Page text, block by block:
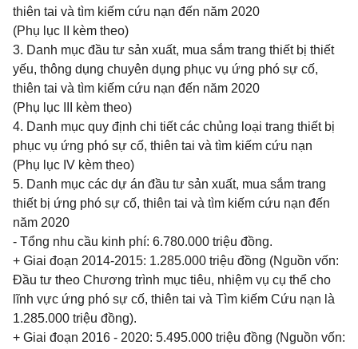
thiên tai và tìm kiếm cứu nạn đến năm 2020
(Phụ lục II kèm theo)
3. Danh mục đầu tư sản xuất, mua sắm trang thiết bị thiết
yếu, thông dụng chuyên dụng phục vụ ứng phó sự cố,
thiên tai và tìm kiếm cứu nạn đến năm 2020
(Phụ lục III kèm theo)
4. Danh mục quy định chi tiết các chủng loại trang thiết bị
phục vụ ứng phó sự cố, thiên tai và tìm kiếm cứu nạn
(Phụ lục IV kèm theo)
5. Danh mục các dự án đầu tư sản xuất, mua sắm trang
thiết bị ứng phó sự cố, thiên tai và tìm kiếm cứu nạn đến
năm 2020
- Tổng nhu cầu kinh phí: 6.780.000 triệu đồng.
+ Giai đoạn 2014-2015: 1.285.000 triệu đồng (Nguồn vốn:
Đầu tư theo Chương trình mục tiêu, nhiệm vụ cụ thể cho
lĩnh vực ứng phó sự cố, thiên tai và Tìm kiếm Cứu nạn là
1.285.000 triệu đồng).
+ Giai đoạn 2016 - 2020: 5.495.000 triệu đồng (Nguồn vốn: